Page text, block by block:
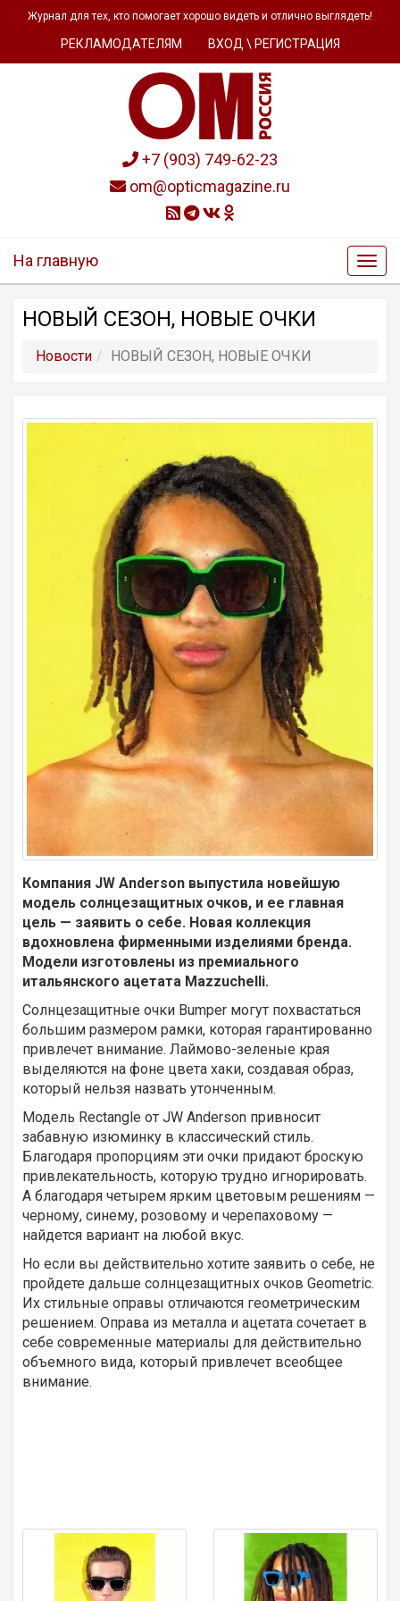
Журнал для тех, кто помогает хорошо видеть и отлично выглядеть!
РЕКЛАМОДАТЕЛЯМ ВХОД \ РЕГИСТРАЦИЯ
+7 (903) 749-62-23
om@opticmagazine.ru
На главную
НОВЫЙ СЕЗОН, НОВЫЕ ОЧКИ
Новости НОВЫЙ СЕЗОН, НОВЫЕ ОЧКИ
Компания JW Anderson выпустила новейшую
модель солнцезащитных очков, и ее главная
цель — заявить о себе. Новая коллекция
вдохновлена фирменными изделиями бренда.
Модели изготовлены из премиального
итальянского ацетата Mazzuchelli.
Солнцезащитные очки Bumper могут похвастаться
большим размером рамки, которая гарантированно
привлечет внимание. Лаймово-зеленые края
выделяются на фоне цвета хаки, создавая образ,
который нельзя назвать утонченным.
Модель Rectangle от JW Anderson привносит
забавную изюминку в классический стиль.
Благодаря пропорциям эти очки придают броскую
привлекательность, которую трудно игнорировать.
А благодаря четырем ярким цветовым решениям —
черному, синему, розовому и черепаховому —
найдется вариант на любой вкус.
Но если вы действительно хотите заявить о себе, не
пройдете дальше солнцезащитных очков Geometric.
Их стильные оправы отличаются геометрическим
решением. Оправа из металла и ацетата сочетает в
себе современные материалы для действительно
объемного вида, который привлечет всеобщее
внимание.